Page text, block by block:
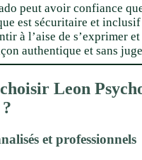
peut avoir confiance
est sécuritaire et
à l’aise de s’exprimer
authentique et sans
Leon
et professionnels